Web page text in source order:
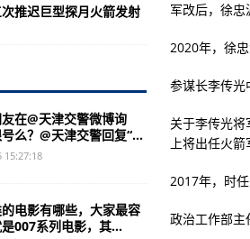
场“战斗”跨越黑夜黎明
5条巴士线路明起调整
生活护理费调整，最高调至5541元
军改后，徐忠
2020年，徐
参谋长李传光
关于李传光
上将出任火箭
2017年，时
政治工作部主
推迟巨型探月火箭发射
在@天津交警微博询
么？@天津交警回复“...
15:27:18
电影有哪些，大家最容
007系列电影，其...